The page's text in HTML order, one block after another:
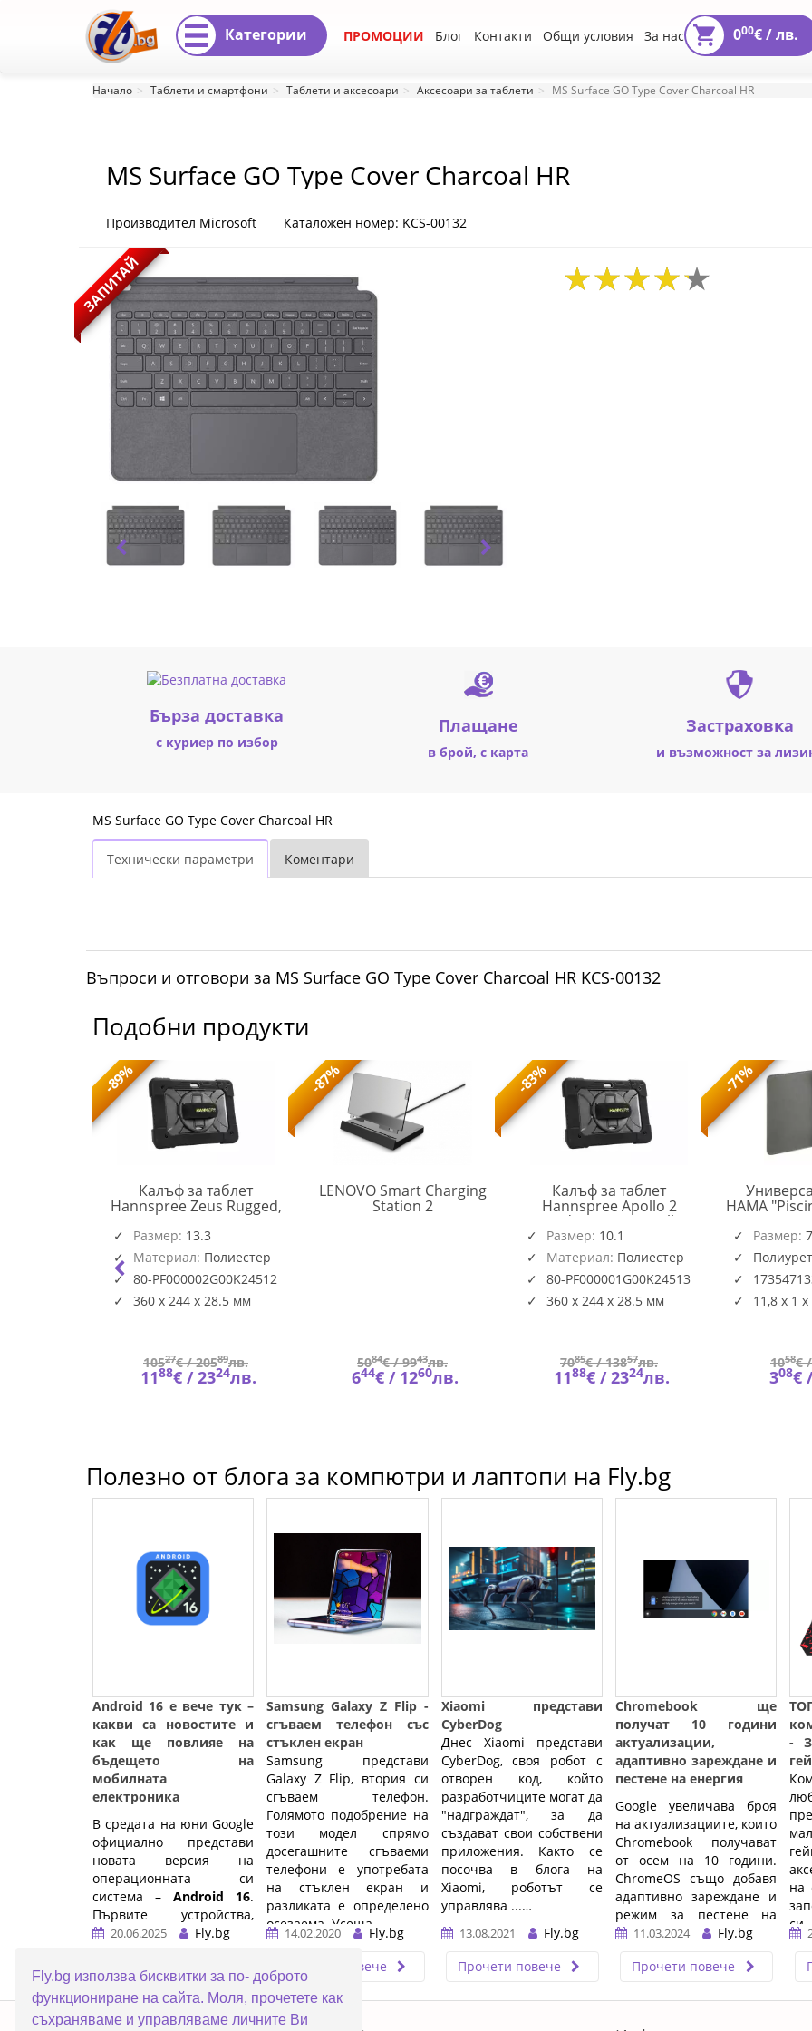
Fly.bg използва бисквитки за по- доброто
функциониране на сайта. Моля, прочетете как
съхраняваме и управляваме личните Ви
MS
Type
Cover
Charcoal
HR
KCS-
00132
Категории ПРОМОЦИИ Блог Контакти Общи условия За нас 000€ /лв.
Начало Таблети и смартфони Таблети и аксесоари Аксесоари за таблети MS Surface GO Type Cover Charcoal HR
MS Surface GO Type Cover Charcoal HR
Производител Microsoft Каталожен номер: KCS-00132
ЗАПИТАЙ
Бърза доставка
с куриер по избор
Плащане
в брой, с карта
Застраховка
и възможност за
MS Surface GO Type Cover Charcoal HR
Технически параметри Коментари
Въпроси и отговори за MS Surface GO Type Cover Charcoal HR KCS-00132
Подобни продукти
-89%
Калъф за таблет
Hannspree Zeus Rugged,
13.3", За Zeus 2, Черен
Размер: 13.3
Материал: Полиестер
80-PF000002G00K24512
360 x 244 x 28.5 мм
10527€ /20589лв.
1188€ /2324лв.
-87%
LENOVO Smart Charging
Station 2ZG38C07019
5084€ /9943лв.
644€ / 1260лв.
-83%
Калъф за таблет
Hannspree Apollo 2
Rugged, 10.1", За Apollo 2,
Черен
ACC-
1G00K
Размер: 10.1
Материал: Полиестер
80-PF000001G00K24513
360 x 244 x 28.5 мм
7085€ /13857лв.
1188€ /2324лв.
-71%
HAMA
Размер: 7
11,8 x 1
1058€
308€
Полезно от блога за компютри и лаптопи на Fly.bg
Android 16 е вече тук –
какви са новостите и
как ще повлияе на
бъдещето на
мобилната
електроника
В средата на юни Google
официално представи
новата версия на
операционната си
система –Android 16.
Първите устройства,
които я получиха, са Pixel
паралелно с това
Samsung стартира
тестове на своята
обновена средаOne UI 8,
20.06.2025
Fly.bg
Прочети повече
Samsung Galaxy Z Flip -
сгъваем телефон със
стъклен екран
Samsung представи
Galaxy Z Flip, втория си
сгъваем телефон.
Голямото подобрение на
този модел спрямо
досегашните сгъваеми
телефони е употребата
на стъклен екран и
разликата е определено
осезаема. Усеща ...…
14.02.2020
Fly.bg
Прочети повече
Xiaomi представи
CyberDog
Днес Xiaomi представи
CyberDog, своя робот с
отворен код, който
разработчиците могат да
"надграждат", за да
създават свои собствени
приложения. Както се
посочва в блога на
Xiaomi, роботът се
управлява ...…
13.08.2021
Fly.bg
Прочети повече
Chromebook ще
получат 10 години
актуализации,
адаптивно зареждане и
пестене на енергия
Google увеличава броя
на актуализациите, които
Chromebook получават
от осем на 10 години.
ChromeOS също добавя
адаптивно зареждане и
режим за пестене на
енергия.
11.03.2024
Fly.bg
Прочети повече
-
на
да
ERROR5